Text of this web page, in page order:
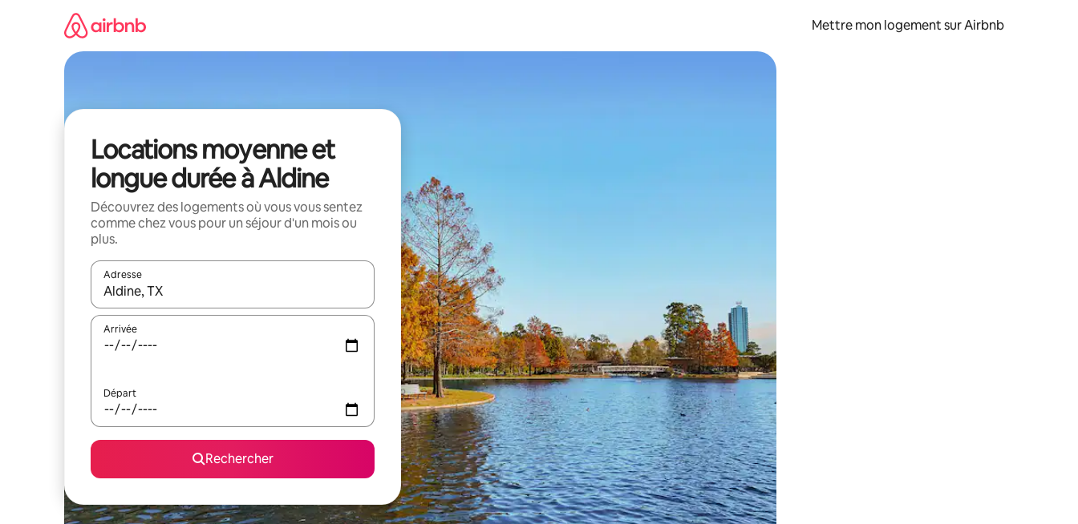
Mettre mon logement sur Airbnb
Locations moyenne et
longue durée à Aldine
Découvrez des logements où vous vous sentez
comme chez vous pour un séjour d'un mois ou
plus.
Adresse
Lorsque les résultats s'affichent, utilisez les flèches vers le haut et vers le bas pour les parcourir ou en appuyant et en faisant glisser.
Arrivée
Départ
Rechercher